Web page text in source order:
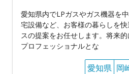
愛知県内でLPガスやガス機器を
宅設備など、お客様の暮らしを
スの提案をお任せします。将来
プロフェッショナルとな
愛知県 岡